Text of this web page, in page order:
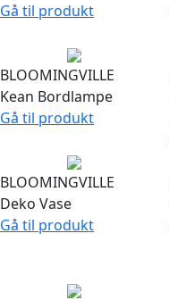
Gå til produkt
BLOOMINGVILLE
Kean Bordlampe
Gå til produkt
BLOOMINGVILLE
Deko Vase
Gå til produkt